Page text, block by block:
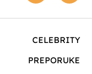
CELEBRITY
PREPORUKE